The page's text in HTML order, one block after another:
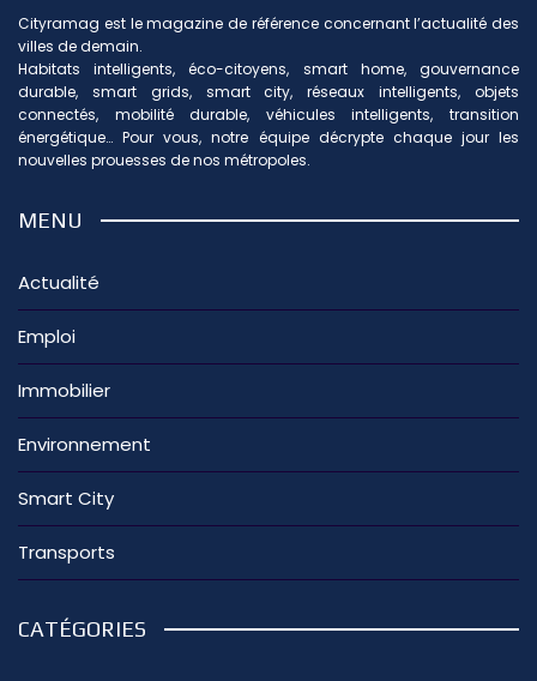
Cityramag est le magazine de référence concernant l’actualité des
villes de demain.
Habitats intelligents, éco-citoyens, smart home, gouvernance
durable, smart grids, smart city, réseaux intelligents, objets
connectés, mobilité durable, véhicules intelligents, transition
énergétique… Pour vous, notre équipe décrypte chaque jour les
nouvelles prouesses de nos métropoles.
MENU
Actualité
Emploi
Immobilier
Environnement
Smart City
Transports
CATÉGORIES